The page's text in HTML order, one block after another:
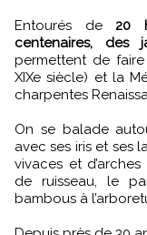
Entourés de 20
centenaires, des
permettent de
XIXe siècle) et la
charpentes
On se balade
avec ses iris et ses
vivaces et
de ruisseau, le
bambous à